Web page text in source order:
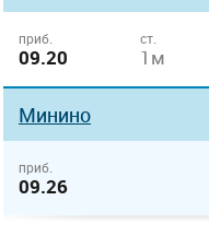
приб.
09.20
ст.
1м
Минино
приб.
09.26